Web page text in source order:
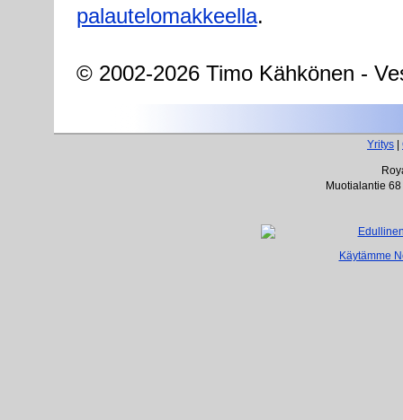
palautelomakkeella.
© 2002-2026 Timo Kähkönen -
Yritys
Muotialantie
Käytämme